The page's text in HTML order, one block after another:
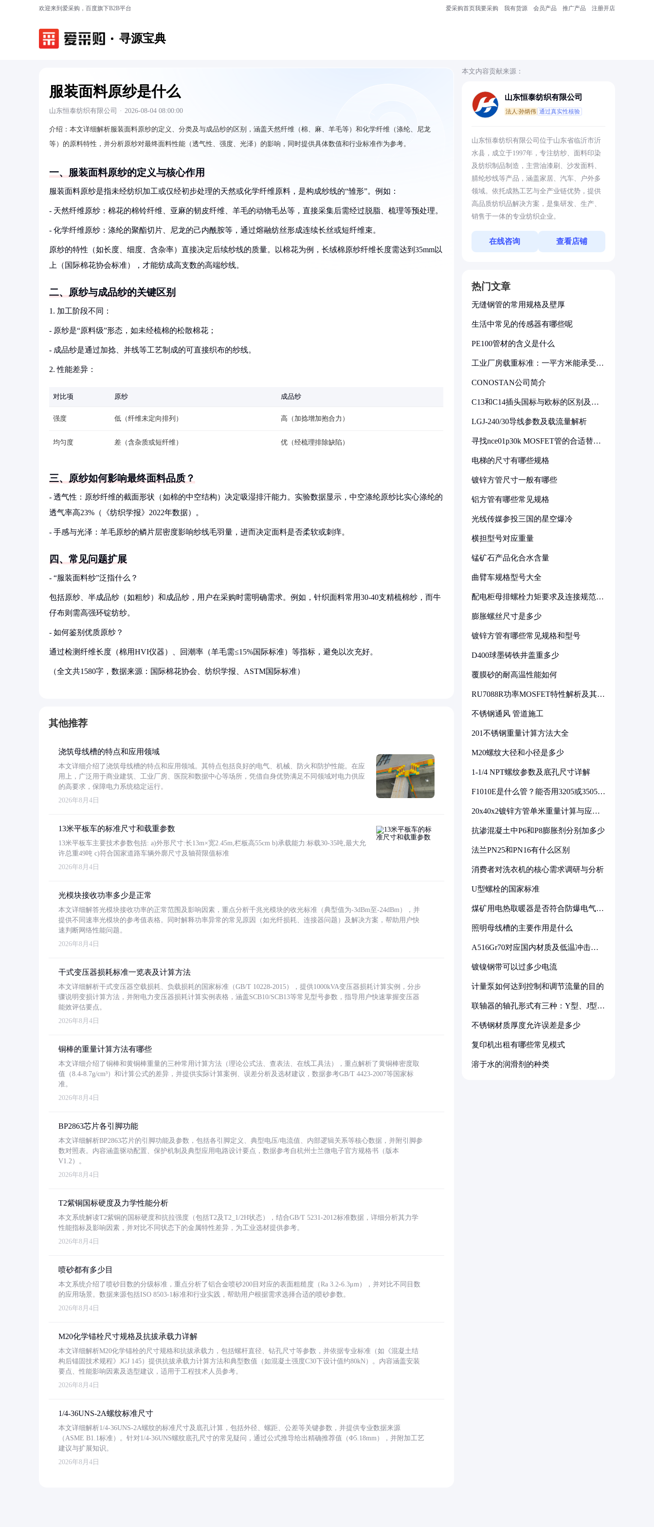
欢迎来到爱采购，百度旗下B2B平台 爱采购首页我要采购 我有货源 会员产品 推广产品 注册开店
寻源宝典
服装面料原纱是什么
山东恒泰纺织有限公司 · 2026-08-04 08:00:00
介绍： 本文详细解析服装面料原纱的定义、分类及与成品纱的区别，涵盖天然纤维（棉、麻、羊毛等）和化学纤维（涤纶、尼龙
等）的原料特性，并分析原纱对最终面料性能（透气性、强度、光泽）的影响，同时提供具体数值和行业标准作为参考。
一、服装面料原纱的定义与核心作用
服装面料原纱是指未经纺织加工或仅经初步处理的天然或化学纤维原料，是构成纱线的“雏形”。例如：
- 天然纤维原纱：棉花的棉铃纤维、亚麻的韧皮纤维、羊毛的动物毛丛等，直接采集后需经过脱脂、梳理等预处理。
- 化学纤维原纱：涤纶的聚酯切片、尼龙的己内酰胺等，通过熔融纺丝形成连续长丝或短纤维束。
原纱的特性（如长度、细度、含杂率）直接决定后续纱线的质量。以棉花为例，长绒棉原纱纤维长度需达到35mm以
上（国际棉花协会标准），才能纺成高支数的高端纱线。
二、原纱与成品纱的关键区别
1. 加工阶段不同：
- 原纱是“原料级”形态，如未经梳棉的松散棉花；
- 成品纱是通过加捻、并线等工艺制成的可直接织布的纱线。
2. 性能差异：
对比项 原纱 成品纱
强度 低（纤维未定向排列） 高（加捻增加抱合力）
均匀度 差（含杂质或短纤维） 优（经梳理排除缺陷）
三、原纱如何影响最终面料品质？
- 透气性：原纱纤维的截面形状（如棉的中空结构）决定吸湿排汗能力。实验数据显示，中空涤纶原纱比实心涤纶的
透气率高23%（《纺织学报》2022年数据）。
- 手感与光泽：羊毛原纱的鳞片层密度影响纱线毛羽量，进而决定面料是否柔软或刺痒。
四、常见问题扩展
- “服装面料纱”泛指什么？
包括原纱、半成品纱（如粗纱）和成品纱，用户在采购时需明确需求。例如，针织面料常用30-40支精梳棉纱，而牛
仔布则需高强环锭纺纱。
- 如何鉴别优质原纱？
通过检测纤维长度（棉用HVI仪器）、回潮率（羊毛需≤15%国际标准）等指标，避免以次充好。
（全文共1580字，数据来源：国际棉花协会、纺织学报、ASTM国际标准）
其他推荐
浇筑母线槽的特点和应用领域
本文详细介绍了浇筑母线槽的特点和应用领域。其特点包括良好的电气、机械、防火和防护性能。在应
用上，广泛用于商业建筑、工业厂房、医院和数据中心等场所，凭借自身优势满足不同领域对电力供应
的高要求，保障电力系统稳定运行。
2026年8月4日
13米平板车的标准尺寸和载重参数
13米平板车主要技术参数包括: a)外形尺寸:长13m×宽2.45m,栏板高55cm b)承载能力:标载30-35吨,最大允
许总重49吨 c)符合国家道路车辆外廓尺寸及轴荷限值标准
2026年8月4日
光模块接收功率多少是正常
本文详细解答光模块接收功率的正常范围及影响因素，重点分析千兆光模块的收光标准（典型值为-3dBm至-24dBm），并
提供不同速率光模块的参考值表格。同时解释功率异常的常见原因（如光纤损耗、连接器问题）及解决方案，帮助用户快
速判断网络性能问题。
2026年8月4日
干式变压器损耗标准一览表及计算方法
本文详细解析干式变压器空载损耗、负载损耗的国家标准（GB/T 10228-2015），提供1000kVA变压器损耗计算实例，分步
骤说明变损计算方法，并附电力变压器损耗计算实例表格，涵盖SCB10/SCB13等常见型号参数，指导用户快速掌握变压器
能效评估要点。
2026年8月4日
铜棒的重量计算方法有哪些
本文详细介绍了铜棒和黄铜棒重量的三种常用计算方法（理论公式法、查表法、在线工具法），重点解析了黄铜棒密度取
值（8.4-8.7g/cm³）和计算公式的差异，并提供实际计算案例、误差分析及选材建议，数据参考GB/T 4423-2007等国家标
准。
2026年8月4日
BP2863芯片各引脚功能
本文详细解析BP2863芯片的引脚功能及参数，包括各引脚定义、典型电压/电流值、内部逻辑关系等核心数据，并附引脚参
数对照表。内容涵盖驱动配置、保护机制及典型应用电路设计要点，数据参考自杭州士兰微电子官方规格书（版本
V1.2）。
2026年8月4日
T2紫铜国标硬度及力学性能分析
本文系统解读T2紫铜的国标硬度和抗拉强度（包括T2及T2_1/2H状态），结合GB/T 5231-2012标准数据，详细分析其力学
性能指标及影响因素，并对比不同状态下的金属特性差异，为工业选材提供参考。
2026年8月4日
喷砂都有多少目
本文系统介绍了喷砂目数的分级标准，重点分析了铝合金喷砂200目对应的表面粗糙度（Ra 3.2-6.3μm），并对比不同目数
的应用场景。数据来源包括ISO 8503-1标准和行业实践，帮助用户根据需求选择合适的喷砂参数。
2026年8月4日
M20化学锚栓尺寸规格及抗拔承载力详解
本文详细解析M20化学锚栓的尺寸规格和抗拔承载力，包括螺杆直径、钻孔尺寸等参数，并依据专业标准（如《混凝土结
构后锚固技术规程》JGJ 145）提供抗拔承载力计算方法和典型数值（如混凝土强度C30下设计值约80kN）。内容涵盖安装
要点、性能影响因素及选型建议，适用于工程技术人员参考。
2026年8月4日
1/4-36UNS-2A螺纹标准尺寸
本文详细解析1/4-36UNS-2A螺纹的标准尺寸及底孔计算，包括外径、螺距、公差等关键参数，并提供专业数据来源
（ASME B1.1标准）。针对1/4-36UNS螺纹底孔尺寸的常见疑问，通过公式推导给出精确推荐值（Φ5.18mm），并附加工艺
建议与扩展知识。
2026年8月4日
本文内容贡献来源：
山东恒泰纺织有限公司
法人:孙炳伟 通过真实性核验
山东恒泰纺织有限公司位于山东省临沂市沂
水县，成立于1997年，专注纺纱、面料印染
及纺织制品制造，主营油漆刷、沙发面料、
腈纶纱线等产品，涵盖家居、汽车、户外多
领域。依托成熟工艺与全产业链优势，提供
高品质纺织品解决方案，是集研发、生产、
销售于一体的专业纺织企业。
在线咨询 查看店铺
热门文章
无缝钢管的常用规格及壁厚
生活中常见的传感器有哪些呢
PE100管材的含义是什么
工业厂房载重标准：一平方米能承受多
CONOSTAN公司简介
C13和C14插头国标与欧标的区别及其
LGJ-240/30导线参数及载流量解析
寻找nce01p30k MOSFET管的合适替代
电梯的尺寸有哪些规格
镀锌方管尺寸一般有哪些
铝方管有哪些常见规格
光线传媒参投三国的星空爆冷
横担型号对应重量
锰矿石产品化合水含量
曲臂车规格型号大全
配电柜母排螺栓力矩要求及连接规范详
膨胀螺丝尺寸是多少
镀锌方管有哪些常见规格和型号
D400球墨铸铁井盖重多少
覆膜砂的耐高温性能如何
RU7088R功率MOSFET特性解析及其在
不锈钢通风 管道施工
201不锈钢重量计算方法大全
M20螺纹大径和小径是多少
1-1/4 NPT螺纹参数及底孔尺寸详解
F1010E是什么管？能否用3205或3505代
20x40x2镀锌方管单米重量计算与应用
抗渗混凝土中P6和P8膨胀剂分别加多少
法兰PN25和PN16有什么区别
消费者对洗衣机的核心需求调研与分析
U型螺栓的国家标准
煤矿用电热取暖器是否符合防爆电气设
照明母线槽的主要作用是什么
A516Gr70对应国内材质及低温冲击要
镀镍钢带可以过多少电流
计量泵如何达到控制和调节流量的目的
联轴器的轴孔形式有三种：Y型、J型、
不锈钢材质厚度允许误差是多少
复印机出租有哪些常见模式
溶于水的润滑剂的种类